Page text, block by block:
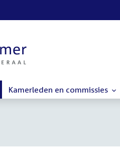
Kamerleden en commissies